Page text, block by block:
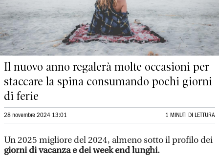
Il nuovo anno regalerà molte occasioni per
staccare la spina consumando pochi giorni
di ferie
28 novembre 2024 13:01 1 MINUTI DI LETTURA
Un 2025 migliore del 2024, almeno sotto il profilo dei
giorni di vacanza e dei week end lunghi.